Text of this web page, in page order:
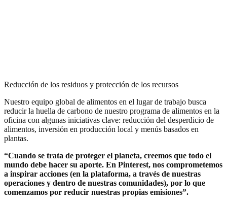
Reducción de los residuos y protección de los recursos
Nuestro equipo global de alimentos en el lugar de trabajo busca
reducir la huella de carbono de nuestro programa de alimentos en la
oficina con algunas iniciativas clave: reducción del desperdicio de
alimentos, inversión en producción local y menús basados en
plantas.
“Cuando se trata de proteger el planeta, creemos que todo el
mundo debe hacer su aporte. En Pinterest, nos comprometemos
a inspirar acciones (en la plataforma, a través de nuestras
operaciones y dentro de nuestras comunidades), por lo que
comenzamos por reducir nuestras propias emisiones”.